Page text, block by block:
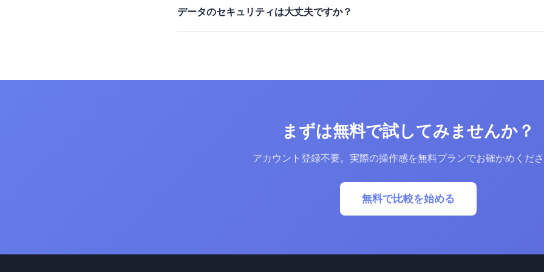
データのセキュリティは大丈夫ですか？
まずは無料で試してみませんか？
アカウント登録不要。実際の操作感を無料プランでお確かめくだ
無料で比較を始める